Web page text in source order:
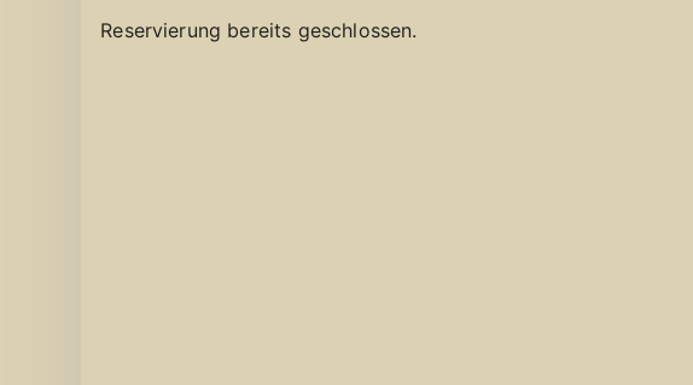
Reservierung bereits geschlossen.